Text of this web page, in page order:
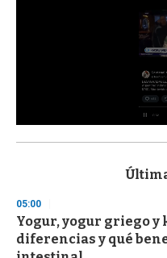
s
d
s
o
f
05:00
Yogur, yogur griego y
diferencias y qué